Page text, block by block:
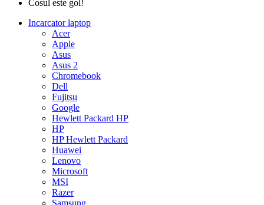
Cosul este gol!
Incarcator laptop
Acer
Apple
Asus
Asus 2
Chromebook
Dell
Fujitsu
Google
Hewlett Packard HP
HP
HP Hewlett Packard
Huawei
Lenovo
Microsoft
MSI
Razer
Samsung